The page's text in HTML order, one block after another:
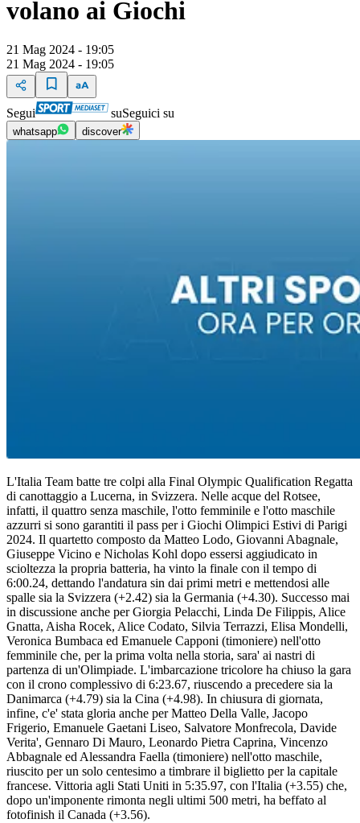
volano ai Giochi
21 Mag 2024 - 19:05
21 Mag 2024 - 19:05
Segui suSeguici su
whatsapp discover
L'Italia Team batte tre colpi alla Final Olympic Qualification Regatta
di canottaggio a Lucerna, in Svizzera. Nelle acque del Rotsee,
infatti, il quattro senza maschile, l'otto femminile e l'otto maschile
azzurri si sono garantiti il pass per i Giochi Olimpici Estivi di Parigi
2024. Il quartetto composto da Matteo Lodo, Giovanni Abagnale,
Giuseppe Vicino e Nicholas Kohl dopo essersi aggiudicato in
scioltezza la propria batteria, ha vinto la finale con il tempo di
6:00.24, dettando l'andatura sin dai primi metri e mettendosi alle
spalle sia la Svizzera (+2.42) sia la Germania (+4.30). Successo mai
in discussione anche per Giorgia Pelacchi, Linda De Filippis, Alice
Gnatta, Aisha Rocek, Alice Codato, Silvia Terrazzi, Elisa Mondelli,
Veronica Bumbaca ed Emanuele Capponi (timoniere) nell'otto
femminile che, per la prima volta nella storia, sara' ai nastri di
partenza di un'Olimpiade. L'imbarcazione tricolore ha chiuso la gara
con il crono complessivo di 6:23.67, riuscendo a precedere sia la
Danimarca (+4.79) sia la Cina (+4.98). In chiusura di giornata,
infine, c'e' stata gloria anche per Matteo Della Valle, Jacopo
Frigerio, Emanuele Gaetani Liseo, Salvatore Monfrecola, Davide
Verita', Gennaro Di Mauro, Leonardo Pietra Caprina, Vincenzo
Abbagnale ed Alessandra Faella (timoniere) nell'otto maschile,
riuscito per un solo centesimo a timbrare il biglietto per la capitale
francese. Vittoria agli Stati Uniti in 5:35.97, con l'Italia (+3.55) che,
dopo un'imponente rimonta negli ultimi 500 metri, ha beffato al
fotofinish il Canada (+3.56).